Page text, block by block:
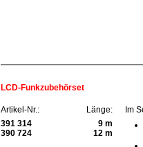
LCD-Funkzubehörset
Artikel-Nr.:
391 314
390 724
Länge:
9 m
12 m
Im